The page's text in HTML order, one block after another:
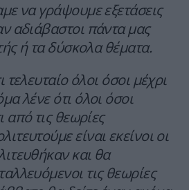
να γράψουμε εξετάσεις
αδιάβαστοι πάντα μας
ή τα δύσκολα θέματα.
τελευταίο όλοι όσοι μέχρι
λένε ότι όλοι όσοι
από τις θεωρίες
είναι εκείνοι οι
και θα
τις θεωρίες